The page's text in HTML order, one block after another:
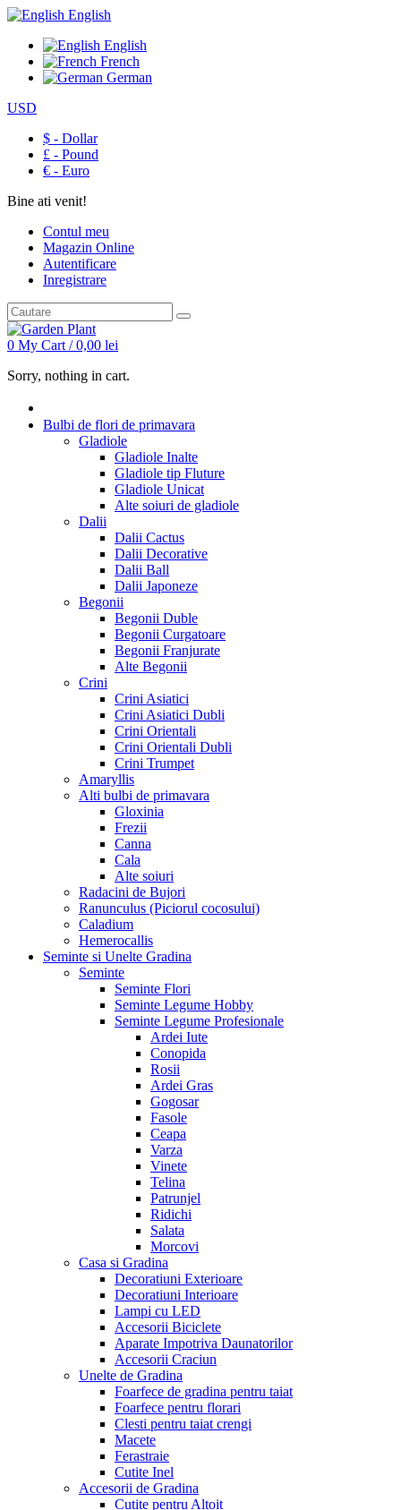
English
English
French
German
USD
$ - Dollar
£ - Pound
€ - Euro
Bine ati venit!
Contul meu
Magazin Online
Autentificare
Inregistrare
0 My Cart /0,00 lei
Sorry, nothing in cart.
Bulbi de flori de primavara
Gladiole
Gladiole Inalte
Gladiole tip Fluture
Gladiole Unicat
Alte soiuri de gladiole
Dalii
Dalii Cactus
Dalii Decorative
Dalii Ball
Dalii Japoneze
Begonii
Begonii Duble
Begonii Curgatoare
Begonii Franjurate
Alte Begonii
Crini
Crini Asiatici
Crini Asiatici Dubli
Crini Orientali
Crini Orientali Dubli
Crini Trumpet
Amaryllis
Alti bulbi de primavara
Gloxinia
Frezii
Canna
Cala
Alte soiuri
Radacini de Bujori
Ranunculus (Piciorul cocosului)
Caladium
Hemerocallis
Seminte si Unelte Gradina
Seminte
Seminte Flori
Seminte Legume Hobby
Seminte Legume Profesionale
Ardei Iute
Conopida
Rosii
Ardei Gras
Gogosar
Fasole
Ceapa
Varza
Vinete
Telina
Patrunjel
Ridichi
Salata
Morcovi
Casa si Gradina
Decoratiuni Exterioare
Decoratiuni Interioare
Lampi cu LED
Accesorii Biciclete
Aparate Impotriva Daunatorilor
Accesorii Craciun
Unelte de Gradina
Foarfece de gradina pentru taiat
Foarfece pentru florari
Clesti pentru taiat crengi
Macete
Ferastraie
Cutite Inel
Accesorii de Gradina
Cutite pentru Altoit